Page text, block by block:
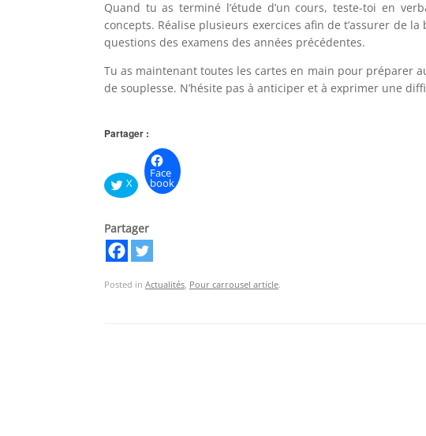
Quand tu as terminé l’étude d’un cours, teste-toi en
concepts. Réalise plusieurs exercices afin de t’assurer de
questions des examens des années précédentes.
Tu as maintenant toutes les cartes en main pour préparer
de souplesse. N’hésite pas à anticiper et à exprimer une
Partager :
X
Face
book
Partager
Posted in Actualités Pour carrousel article.